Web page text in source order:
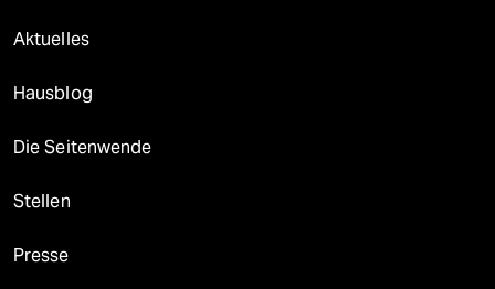
Aktuelles
Hausblog
Die Seitenwende
Stellen
Presse